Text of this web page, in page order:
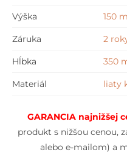
35
cm
Výška 150
Záruka 2
Hĺbka 350
Materiál liaty
GARANCIA najnižšej
produkt s nižšou cenou,
alebo e-mailom) a